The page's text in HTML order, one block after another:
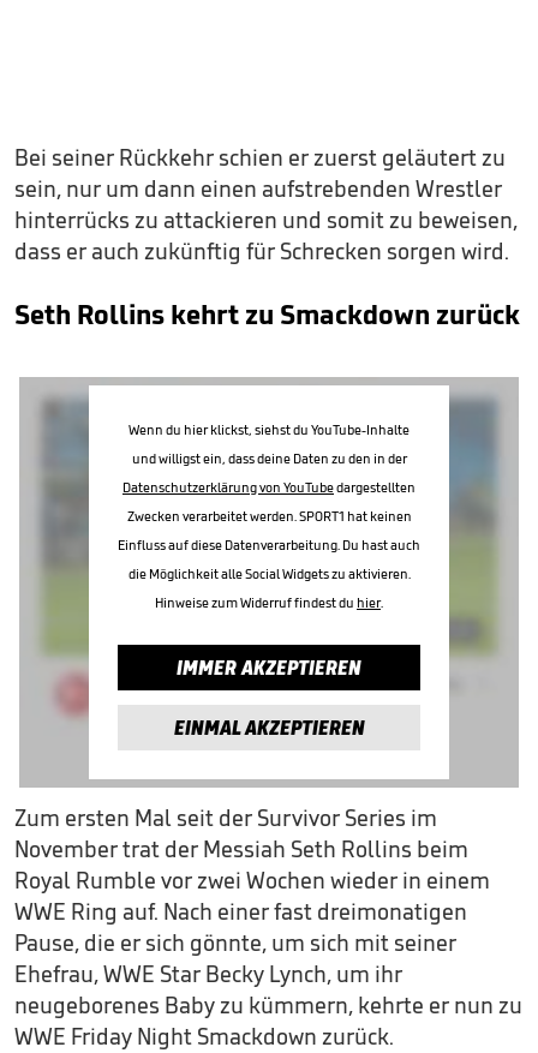
Bei seiner Rückkehr schien er zuerst geläutert zu
sein, nur um dann einen aufstrebenden Wrestler
hinterrücks zu attackieren und somit zu beweisen,
dass er auch zukünftig für Schrecken sorgen wird.
Seth Rollins kehrt zu Smackdown zurück
Wenn du hier klickst, siehst du YouTube-Inhalte
und willigst ein, dass deine Daten zu den in der
Datenschutzerklärung von YouTubedargestellten
Zwecken verarbeitet werden. SPORT1 hat keinen
Einfluss auf diese Datenverarbeitung. Du hast auch
die Möglichkeit alle Social Widgets zu aktivieren.
Hinweise zum Widerruf findest du hier.
IMMER AKZEPTIEREN
EINMAL AKZEPTIEREN
Zum ersten Mal seit der Survivor Series im
November trat der Messiah Seth Rollins beim
Royal Rumble vor zwei Wochen wieder in einem
WWE Ring auf. Nach einer fast dreimonatigen
Pause, die er sich gönnte, um sich mit seiner
Ehefrau, WWE Star Becky Lynch, um ihr
neugeborenes Baby zu kümmern, kehrte er nun zu
WWE Friday Night Smackdown zurück.